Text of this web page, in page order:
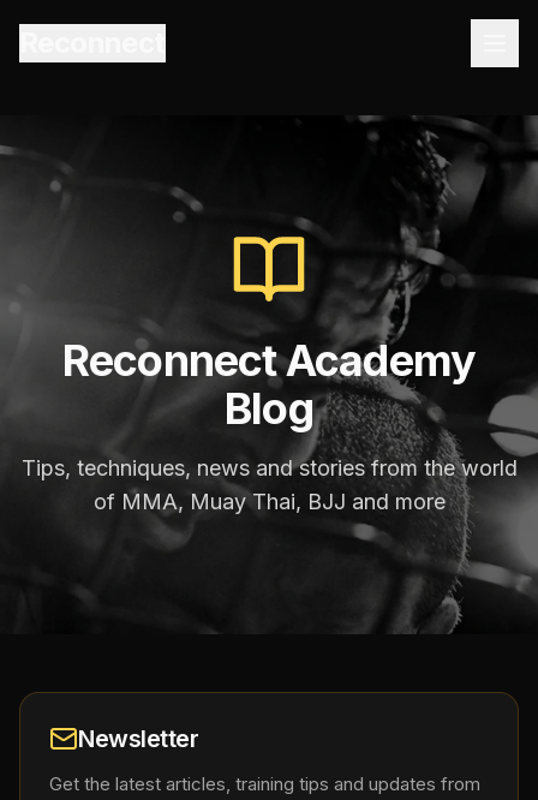
Reconnect Academy
Blog
Tips, techniques, news and stories from the world
of MMA, Muay Thai, BJJ and more
Newsletter
Get the latest articles, training tips and updates from